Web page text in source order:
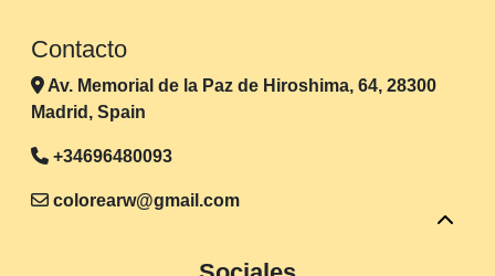
Contacto
Av. Memorial de la Paz de Hiroshima, 64, 28300
Madrid, Spain
+34696480093
colorearw@gmail.com